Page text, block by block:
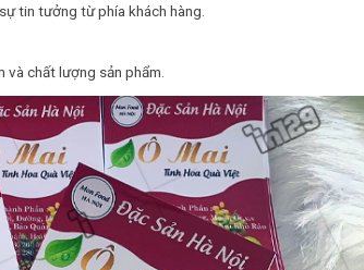
tin tưởng từ phía khách hàng.
và chất lượng sản phẩm.